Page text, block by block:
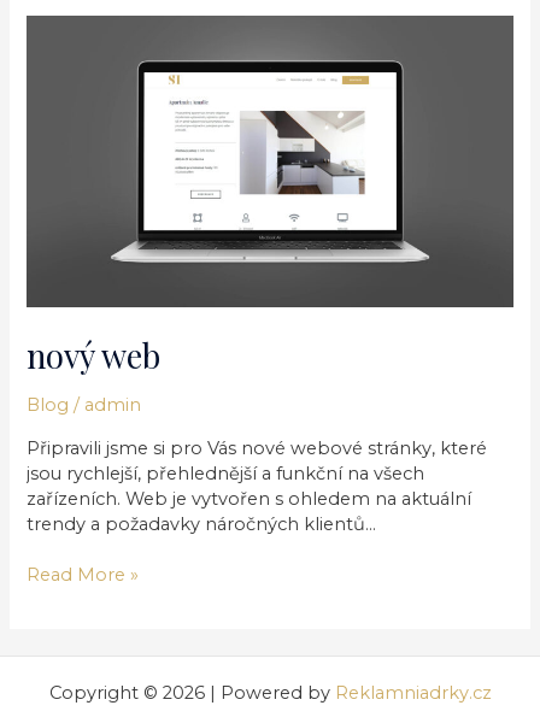
nový web
Blog / admin
Připravili jsme si pro Vás nové webové stránky, které
jsou rychlejší, přehlednější a funkční na všech
zařízeních. Web je vytvořen s ohledem na aktuální
trendy a požadavky náročných klientů…
Read More »
Copyright © 2026 | Powered by Reklamniadrky.cz